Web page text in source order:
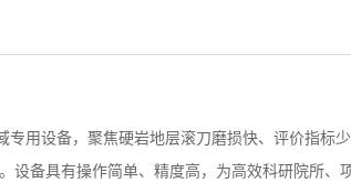
用设备，聚焦硬岩地层滚刀磨损快、评价指标
备具有操作简单、精度高，为高效科研院所、